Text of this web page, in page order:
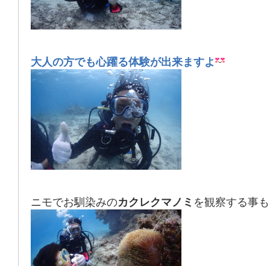
大人の方でも心躍る体験が出来ますよ
ニモでお馴染みのカクレクマノミ を観察する事